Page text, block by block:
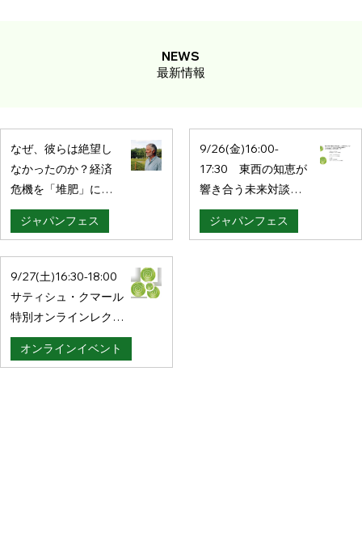
NEWS
最新情報
なぜ、彼らは絶望し
なかったのか？経済
危機を「堆肥」に変
えた、英国シューマ
ッハ・カレッジ再生
ンプト インタビュ
ー】
ジャパンフェス
9/26(金)16:00-
17:30 東西の知恵が
響き合う未来対談
人と地球のウェルビ
ーイング
ジャパンフェス
9/27(土)16:30-18:00
サティシュ・クマール
特別オンラインレクチ
ャー ：行動へとつなが
る学びの魔法 ― サティ
オンラインイベント